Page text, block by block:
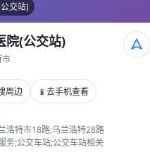
交站)
院(公交站)
市
周边 📱 去手机查看
浩特市18路;乌兰浩特28路
务;公交车站;公交车站相关